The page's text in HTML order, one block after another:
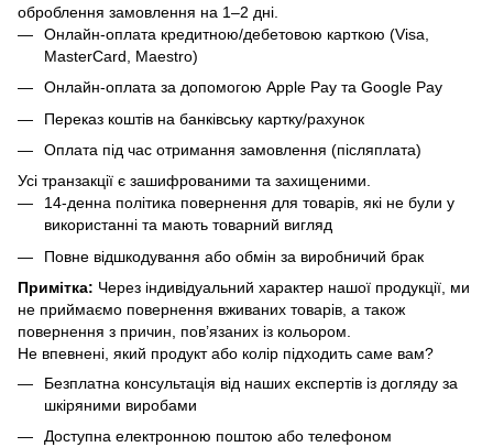
оброблення замовлення на 1–2 дні.
Онлайн-оплата кредитною/дебетовою карткою (Visa,
MasterCard, Maestro)
Онлайн-оплата за допомогою Apple Pay та Google Pay
Переказ коштів на банківську картку/рахунок
Оплата під час отримання замовлення (післяплата)
Усі транзакції є зашифрованими та захищеними.
14-денна політика повернення для товарів, які не були у
використанні та мають товарний вигляд
Повне відшкодування або обмін за виробничий брак
Примітка: Через індивідуальний характер нашої продукції, ми
не приймаємо повернення вживаних товарів, а також
повернення з причин, пов’язаних із кольором.
Не впевнені, який продукт або колір підходить саме вам?
Безплатна консультація від наших експертів із догляду за
шкіряними виробами
Доступна електронною поштою або телефоном